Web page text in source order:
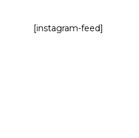
[instagram-feed]